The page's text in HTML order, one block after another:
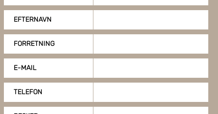
EFTERNAVN
FORRETNING
E-MAIL
TELEFON